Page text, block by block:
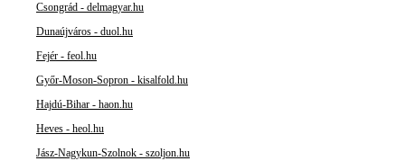
Csongrád - delmagyar.hu
Dunaújváros - duol.hu
Fejér - feol.hu
Győr-Moson-Sopron - kisalfold.hu
Hajdú-Bihar - haon.hu
Heves - heol.hu
Jász-Nagykun-Szolnok - szoljon.hu